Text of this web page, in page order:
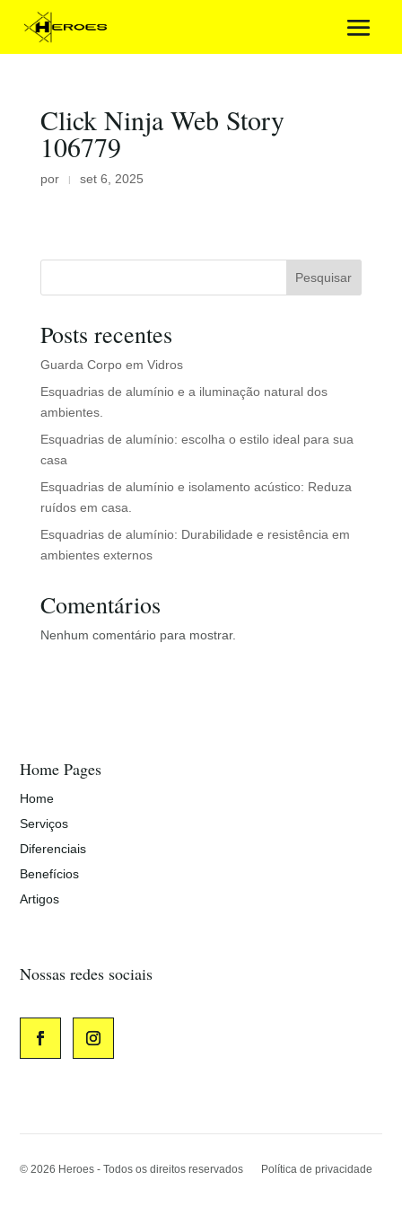
Click Ninja Web Story
106779
por | set 6, 2025
Pesquisar
Posts recentes
Guarda Corpo em Vidros
Esquadrias de alumínio e a iluminação natural dos
ambientes.
Esquadrias de alumínio: escolha o estilo ideal para sua
casa
Esquadrias de alumínio e isolamento acústico: Reduza
ruídos em casa.
Esquadrias de alumínio: Durabilidade e resistência em
ambientes externos
Comentários
Nenhum comentário para mostrar.
Home Pages
Home
Serviços
Diferenciais
Benefícios
Artigos
Nossas redes sociais
© 2026 Heroes - Todos os direitos reservados Política de privacidade